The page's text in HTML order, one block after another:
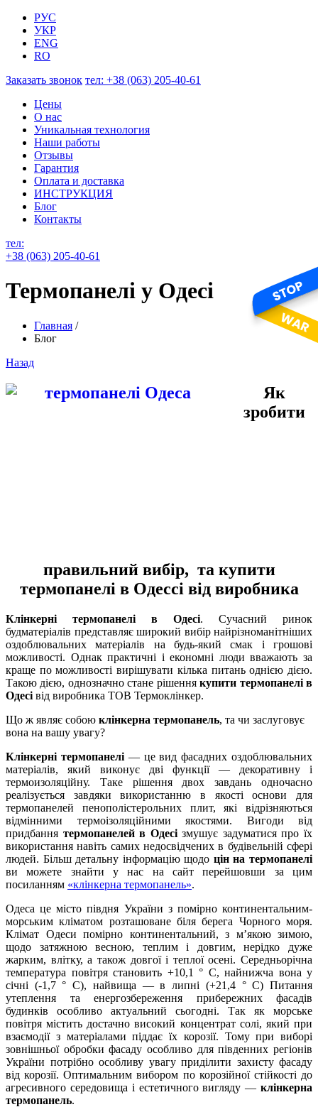
РУС
УКР
ENG
RO
Заказать звонок тел: +38 (063) 205-40-61
Цены
О нас
Уникальная технология
Наши работы
Отзывы
Гарантия
Оплата и доставка
ИНСТРУКЦИЯ
Блог
Контакты
тел:
+38 (063) 205-40-61
Термопанелі у Одесі
Главная /
Блог
Назад
Як
зробити
правильний вибір, та купити
термопанелі в Одессі від виробника
Клінкерні термопанелі в Одесі. Сучасний ринок
будматеріалів представляє широкий вибір найрізноманітніших
оздоблювальних матеріалів на будь-який смак і грошові
можливості. Однак практичні і економні люди вважають за
краще по можливості вирішувати кілька питань однією дією.
Такою дією, однозначно стане рішеннякупити термопанелі в
Одесі від виробника ТОВ Термоклінкер.
Що ж являє собою клінкерна термопанель, та чи заслуговує
вона на вашу увагу?
Клінкерні термопанелі— це вид фасадних оздоблювальних
матеріалів, який виконує дві функції — декоративну і
термоизоляційну. Таке рішення двох завдань одночасно
реалізується завдяки використанню в якості основи для
термопанелей пенополістерольних плит, які відрізняються
відмінними термоізоляційними якостями. Вигоди від
придбання термопанелей в Одесізмушує задуматися про їх
використання навіть самих недосвідчених в будівельній сфері
людей. Більш детальну інформацію щодо цін на термопанелі
ви можете знайти у нас на сайт перейшовши за цим
посиланням «клінкерна термопанель».
Одеса це місто півдня України з помірно континентальним-
морським кліматом розташоване біля берега Чорного моря.
Клімат Одеси помірно континентальний, з м’якою зимою,
щодо затяжною весною, теплим і довгим, нерідко дуже
жарким, влітку, а також довгої і теплої осені. Середньорічна
температура повітря становить +10,1 ° C, найнижча вона у
січні (-1,7 ° C), найвища — в липні (+21,4 ° C) Питання
утеплення та енергозбереження прибережних фасадів
будинків особливо актуальний сьогодні. Так як морське
повітря містить достачно високий концентрат солі, який при
взаємодії з матеріалами піддає їх корозії. Тому при виборі
зовнішньої обробки фасаду особливо для південних регіонів
України потрібно особливу увагу приділити захисту фасаду
від корозії. Оптимальним вибором по корозійної стійкості до
агресивного середовища і естетичного вигляду — клінкерна
термопанель.